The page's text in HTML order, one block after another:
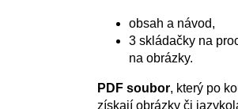
obsah a návod,
3 skládačky na
na obrázky.
PDF soubor, který po
získají obrázky či